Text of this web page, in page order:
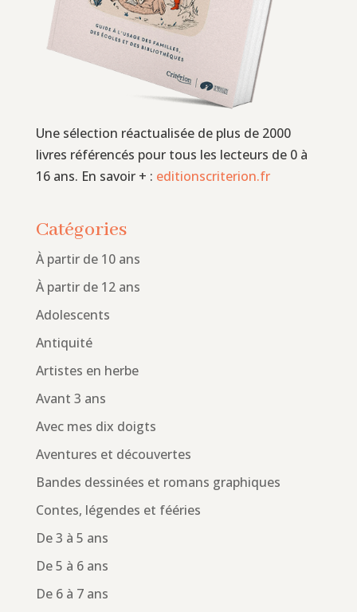
Une sélection réactualisée de plus de 2000
livres référencés pour tous les lecteurs de 0 à
16 ans. En savoir + : editionscriterion.fr
Catégories
À partir de 10 ans
À partir de 12 ans
Adolescents
Antiquité
Artistes en herbe
Avant 3 ans
Avec mes dix doigts
Aventures et découvertes
Bandes dessinées et romans graphiques
Contes, légendes et fééries
De 3 à 5 ans
De 5 à 6 ans
De 6 à 7 ans